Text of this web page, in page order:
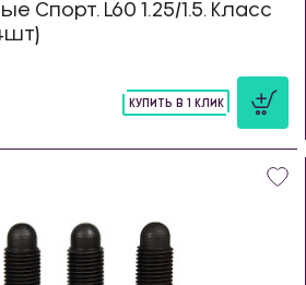
Спорт. L60 1.25/1.5. Класс
КУПИТЬ В 1 КЛИК